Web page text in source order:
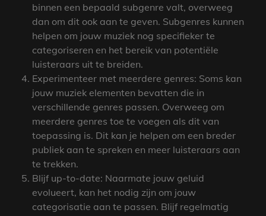
binnen een bepaald subgenre valt, overweeg
dan om dit ook aan te geven. Subgenres kunnen
helpen om jouw muziek nog specifieker te
categoriseren en het bereik van potentiële
luisteraars uit te breiden.
Experimenteer met meerdere genres: Soms kan
jouw muziek elementen bevatten die in
verschillende genres passen. Overweeg om
meerdere genres toe te voegen als dit van
toepassing is. Dit kan je helpen om een breder
publiek aan te spreken en meer luisteraars aan
te trekken.
Blijf up-to-date: Naarmate jouw geluid
evolueert, kan het nodig zijn om jouw
categorisatie aan te passen. Blijf regelmatig